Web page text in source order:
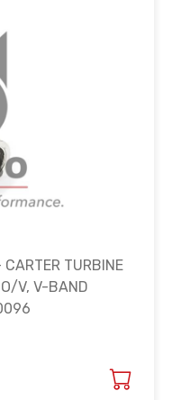
CARTER TURBINE
V, V-BAND